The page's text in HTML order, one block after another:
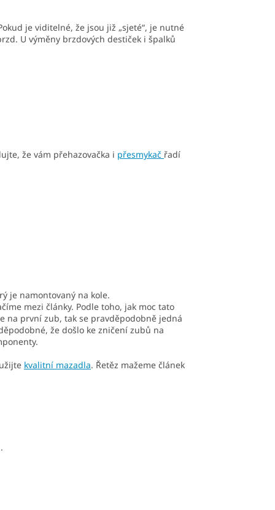
je viditelné, že jsou již „sjeté“, je nutné
U výměny brzdových destiček i špalků
že vám přehazovačka i přesmykač řadí
je namontovaný na kole.
mezi články. Podle toho, jak moc tato
na první zub, tak se pravděpodobně jedná
že došlo ke zničení zubů na
kvalitní mazadla. Řetěz mažeme článek